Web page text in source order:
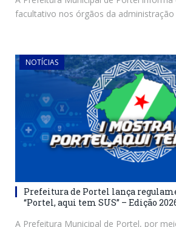
facultativo nos órgãos da
NOTÍCIAS
Prefeitura de Portel lança
“Portel, aqui tem SUS” – Edição
A Prefeitura Municipal de Portel, por